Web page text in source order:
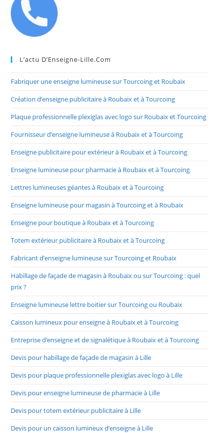
L’actu D’Enseigne-Lille.com
Fabriquer une enseigne lumineuse sur Tourcoing et Roubaix
Création d’enseigne publicitaire à Roubaix et à Tourcoing
Plaque professionnelle plexiglas avec logo sur Roubaix et Tourcoing
Fournisseur d’enseigne lumineuse à Roubaix et à Tourcoing
Enseigne publicitaire pour extérieur à Roubaix et à Tourcoing
Enseigne lumineuse pour pharmacie à Roubaix et à Tourcoing
Lettres lumineuses géantes à Roubaix et à Tourcoing
Enseigne lumineuse pour magasin à Tourcoing et à Roubaix
Enseigne pour boutique à Roubaix et à Tourcoing
Totem extérieur publicitaire à Roubaix et à Tourcoing
Fabricant d’enseigne lumineuse sur Tourcoing et Roubaix
Habillage de façade de magasin à Roubaix ou sur Tourcoing : quel
prix ?
Enseigne lumineuse lettre boitier sur Tourcoing ou Roubaix
Caisson lumineux pour enseigne à Roubaix et à Tourcoing
Entreprise d’enseigne et de signalétique à Roubaix et à Tourcoing
Devis pour habillage de façade de magasin à Lille
Devis pour plaque professionnelle plexiglas avec logo à Lille
Devis pour enseigne lumineuse de pharmacie à Lille
Devis pour totem extérieur publicitaire à Lille
Devis pour un caisson lumineux d’enseigne à Lille